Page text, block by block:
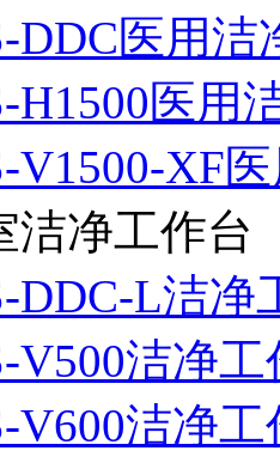
DDC医用
H1500医用
V1500-XF
洁净工作台
DDC-L洁
V500洁净
V600洁净